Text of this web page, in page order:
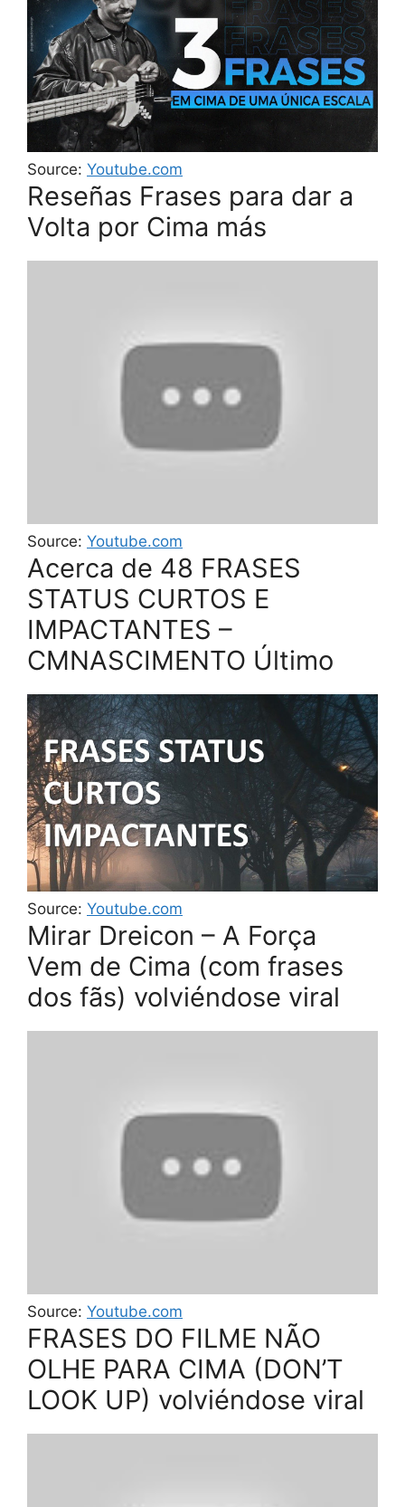
Source: Youtube.com
Reseñas Frases para dar a
Volta por Cima más
Source: Youtube.com
Acerca de 48 FRASES
STATUS CURTOS E
IMPACTANTES –
CMNASCIMENTO Último
Source: Youtube.com
Mirar Dreicon – A Força
Vem de Cima (com frases
dos fãs) volviéndose viral
Source: Youtube.com
FRASES DO FILME NÃO
OLHE PARA CIMA (DON’T
LOOK UP) volviéndose viral